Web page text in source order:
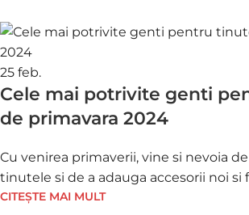
25 feb.
Cele mai potrivite genti
de primavara 2024
Cu venirea primaverii, vine si nevoia
tinutele si de a adauga accesorii noi si
CITEȘTE MAI MULT